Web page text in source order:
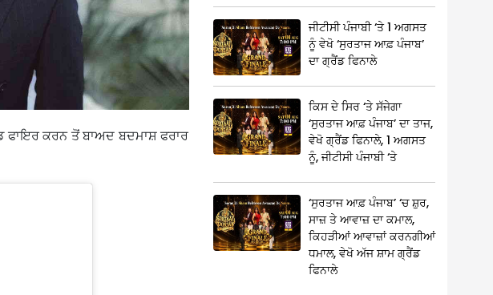
ਫਾਇਰ ਕਰਨ ਤੋਂ ਬਾਅਦ ਬਦਮਾਸ਼ ਫਰਾਰ
ਜੀਟੀਸੀ ਪੰਜਾਬੀ ‘ਤੇ 1 ਅਗਸਤ
ਨੂੰ ਵੇਖੋ ‘ਸੁਰਤਾਜ ਆਫ਼ ਪੰਜਾਬ’
ਦਾ ਗ੍ਰੈਂਡ ਫਿਨਾਲੇ
ਕਿਸ ਦੇ ਸਿਰ ‘ਤੇ ਸੱਜੇਗਾ
‘ਸੁਰਤਾਜ ਆਫ਼ ਪੰਜਾਬ’ ਦਾ ਤਾਜ,
ਵੇਖੋ ਗ੍ਰੈਂਡ ਫਿਨਾਲੇ, 1 ਅਗਸਤ
ਨੂੰ, ਜੀਟੀਸੀ ਪੰਜਾਬੀ ‘ਤੇ
‘ਸੁਰਤਾਜ ਆਫ਼ ਪੰਜਾਬ’ ‘ਚ ਸ਼ੁਰ,
ਸਾਜ਼ ਤੇ ਆਵਾਜ਼ ਦਾ ਕਮਾਲ,
ਕਿਹੜੀਆਂ ਆਵਾਜ਼ਾਂ ਕਰਨਗੀਆਂ
ਧਮਾਲ, ਵੇਖੋ ਅੱਜ ਸ਼ਾਮ ਗ੍ਰੈਂਡ
ਫਿਨਾਲੇ